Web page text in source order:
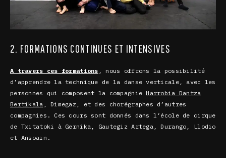
2. FORMATIONS CONTINUES ET INTENSIVES
A travers ces formations , nous offrons la possibilité
d’apprendre la technique de la danse verticale, avec les
personnes qui composent la compagnie Harrobia Dantza
Bertikala , Dimegaz, et des chorégraphes d’autres
compagnies. Ces cours sont donnés dans l’école de cirque
de Txitatoki à Gernika, Gautegiz Artega, Durango, Llodio
et Ansoain.